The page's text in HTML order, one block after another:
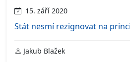
15. září 2020
Stát nesmí rezignovat na
Jakub Blažek